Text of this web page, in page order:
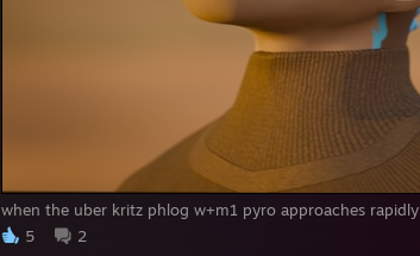
when the uber kritz phlog w+m1 pyro approaches rapidly
5
2